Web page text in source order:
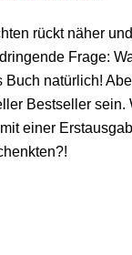
rückt näher
Frage:
Buch natürlich!
Bestseller sein.
einer